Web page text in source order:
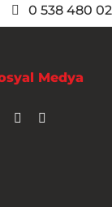
0 538 480
Medya